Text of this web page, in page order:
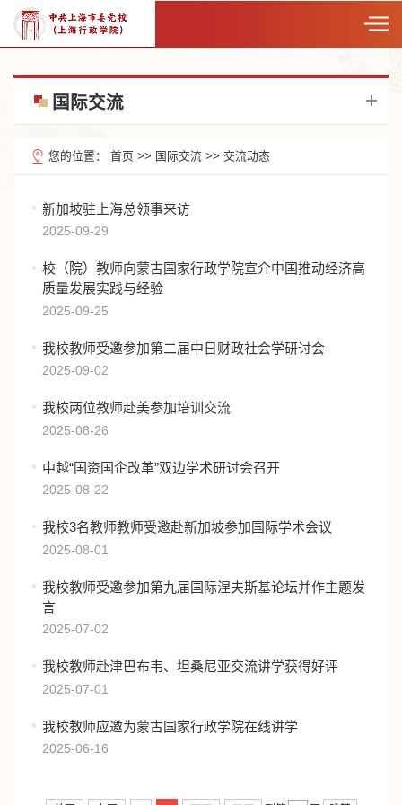
国际交流
您的位置： 首页 >> 国际交流>> 交流动态
新加坡驻上海总领事来访
2025-09-29
校（院）教师向蒙古国家行政学院宣介中国推动经济高
质量发展实践与经验
2025-09-25
我校教师受邀参加第二届中日财政社会学研讨会
2025-09-02
我校两位教师赴美参加培训交流
2025-08-26
中越“国资国企改革”双边学术研讨会召开
2025-08-22
我校3名教师教师受邀赴新加坡参加国际学术会议
2025-08-01
我校教师受邀参加第九届国际涅夫斯基论坛并作主题发
言
2025-07-02
我校教师赴津巴布韦、坦桑尼亚交流讲学获得好评
2025-07-01
我校教师应邀为蒙古国家行政学院在线讲学
2025-06-16